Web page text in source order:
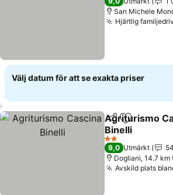
San Michele
Hjärtlig
Välj datum för att se exakta priser
Dela Lägg till i
Agriturismo
Binelli
2 Stjärnor
9,0 Utmärkt
Dogliani, 14.7 km
Avskild plats